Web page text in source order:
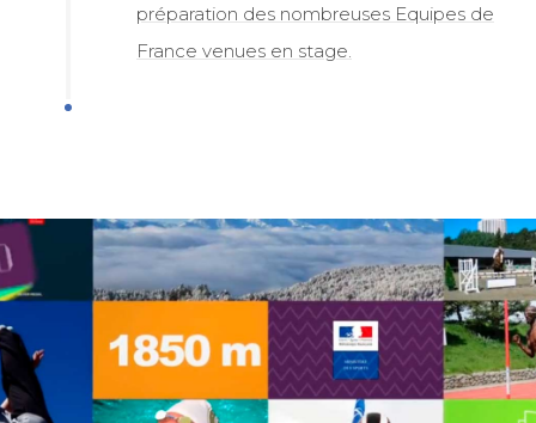
préparation des nombreuses Equipes de
France venues en stage.